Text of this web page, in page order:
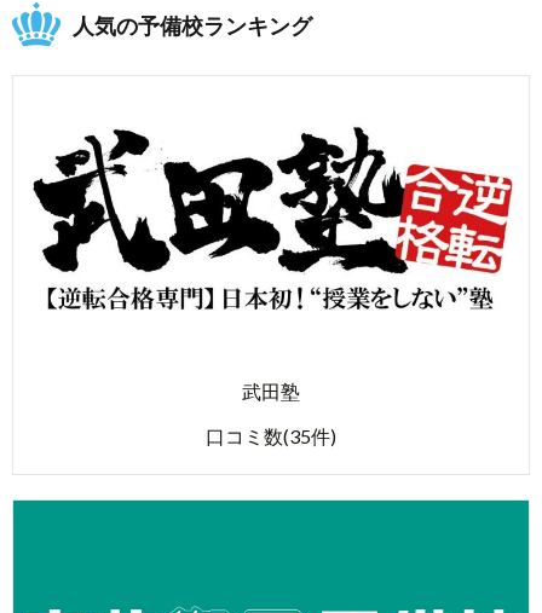
人気の予備校ランキング
武田塾
口コミ数(35件)